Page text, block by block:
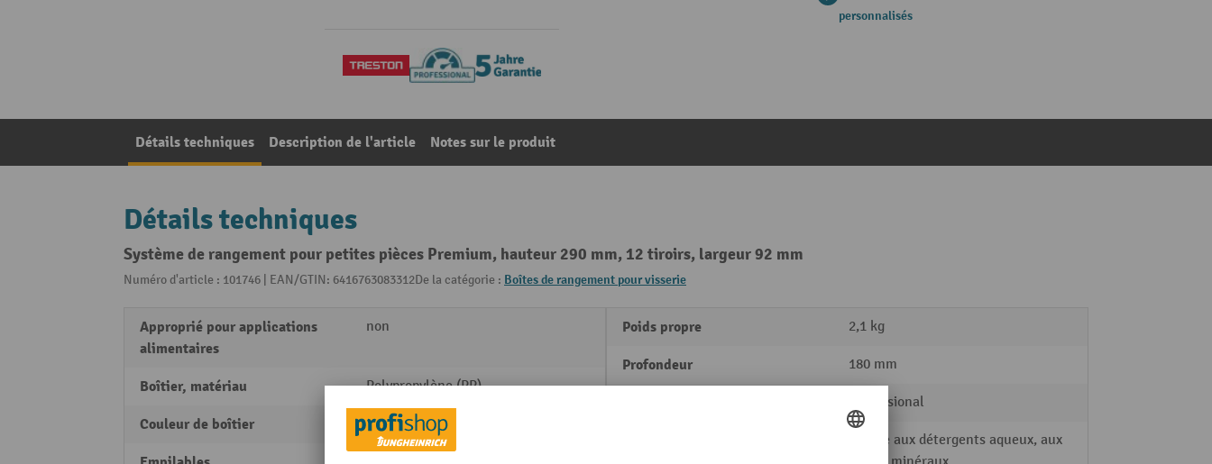
personnalisés
Détails techniques Description de l'article Notes sur le produit
Détails techniques
Système de rangement pour petites pièces Premium, hauteur 290 mm, 12 tiroirs, largeur 92 mm
Numéro d'article : 101746 | EAN/GTIN: 6416763083312De la catégorie : Boîtes de rangement pour visserie
Approprié pour applications
alimentaires
non
Boîtier, matériau Polypropylène (PP)
Couleur de boîtier anthracite
Poids propre 2,1 kg
Profondeur 180 mm
Professional
résiste aux détergents aqueux, aux